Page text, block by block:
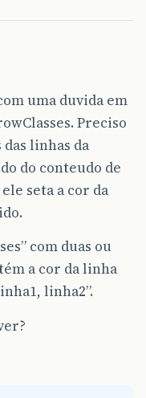
uma duvida em
Preciso
linhas da
do conteudo de
seta a cor da
com duas ou
a cor da linha
linha2”.